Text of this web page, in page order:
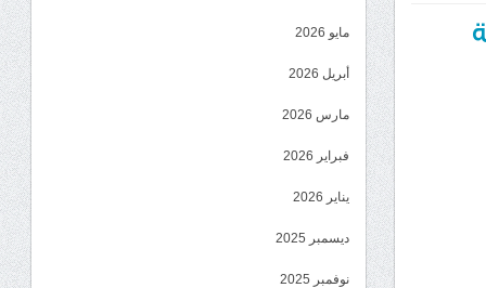
مايو 2026
أبريل 2026
مارس 2026
فبراير 2026
يناير 2026
ديسمبر 2025
نوفمبر 2025